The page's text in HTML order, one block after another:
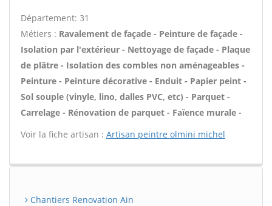
Département: 31
Métiers : Ravalement de façade - Peinture de façade -
Isolation par l'extérieur - Nettoyage de façade - Plaque
de plâtre - Isolation des combles non aménageables -
Peinture - Peinture décorative - Enduit - Papier peint -
Sol souple (vinyle, lino, dalles PVC, etc) - Parquet -
Carrelage - Rénovation de parquet - Faïence murale -
Voir la fiche artisan : Artisan peintre olmini michel
Chantiers Renovation Ain